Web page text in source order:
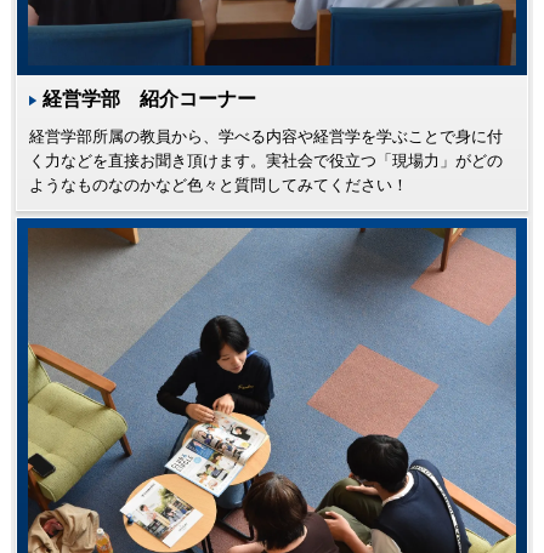
経営学部 紹介コーナー
経営学部所属の教員から、学べる内容や経営学を学ぶことで身に付
く力などを直接お聞き頂けます。実社会で役立つ「現場力」がどの
ようなものなのかなど色々と質問してみてください！